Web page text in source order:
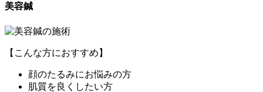
美容鍼
【こんな方におすすめ】
顔のたるみにお悩みの方
肌質を良くしたい方